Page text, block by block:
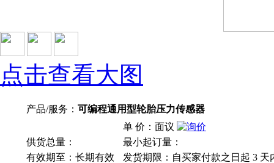
点击查看大图
产品/服务： 可编程通用型轮胎压力传感器
单 价：面议
供货总量：
最小起订量：
有效期至：长期有效
发货期限：自买家付款之日起 3 天